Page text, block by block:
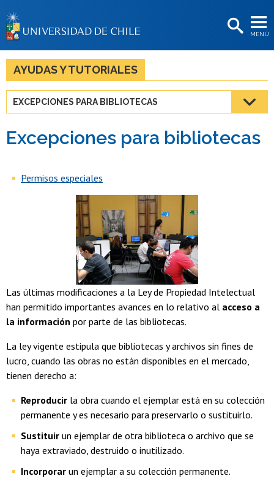
MENÚ
BIBLIOTECAS
LA UNIVERSIDAD
Estudiantes
Académicas/os
AYUDAS Y TUTORIALES
EXCEPCIONES PARA BIBLIOTECAS
Excepciones para bibliotecas
Permisos especiales
Las últimas modificaciones a la Ley de Propiedad Intelectual
han permitido importantes avances en lo relativo al acceso a
la información por parte de las bibliotecas.
La ley vigente estipula que bibliotecas y archivos sin fines de
lucro, cuando las obras no están disponibles en el mercado,
tienen derecho a:
Reproducir la obra cuando el ejemplar está en su colección
permanente y es necesario para preservarlo o sustituirlo.
Sustituir un ejemplar de otra biblioteca o archivo que se
haya extraviado, destruido o inutilizado.
Incorporar un ejemplar a su colección permanente.